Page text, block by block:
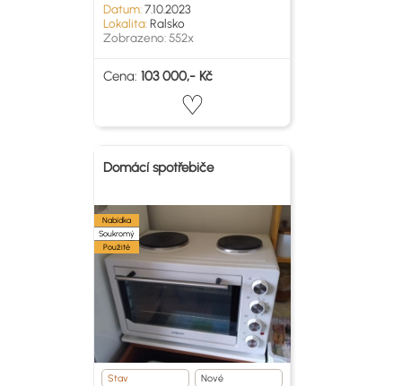
Datum:7.10.2023
Lokalita:Ralsko
Zobrazeno: 552x
Cena: 103 000,- Kč
Domácí spotřebiče
Nabídka
Soukromý
Použité
Stav Nové